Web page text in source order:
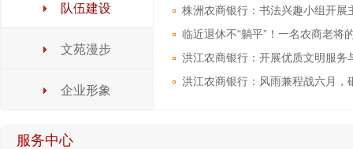
队伍建设
文苑漫步
企业形象
社集中运营中心赴怀化办事处、湘
农商银行开展专题培训
株洲农商银行：书法兴趣小组开展
临近退休不“躺平”！一名农商老将
洪江农商银行：开展优质文明服务
提升培训
洪江农商银行：风雨兼程战六月，
服务中心